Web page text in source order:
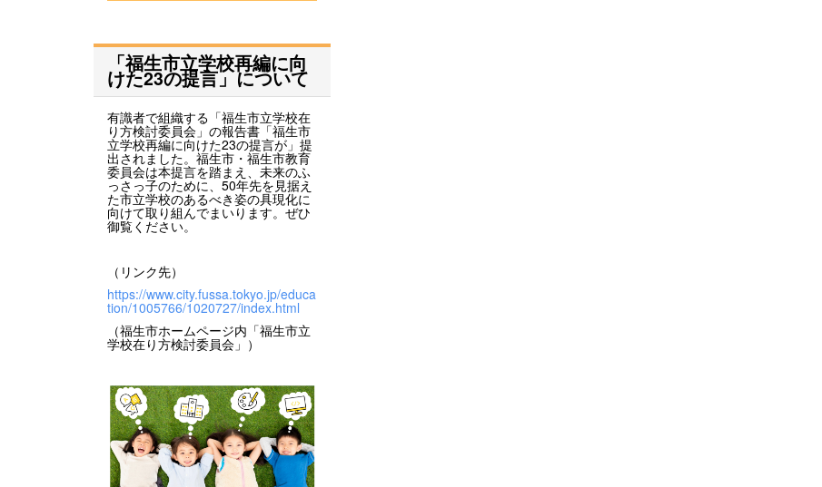
「福生市立学校再編に向
けた23の提言」について
有識者で組織する「福生市立学校在
り方検討委員会」の報告書「福生市
立学校再編に向けた23の提言が」提
出されました。福生市・福生市教育
委員会は本提言を踏まえ、未来のふ
っさっ子のために、50年先を見据え
た市立学校のあるべき姿の具現化に
向けて取り組んでまいります。ぜひ
御覧ください。
（リンク先）
https://www.city.fussa.tokyo.jp/educa
tion/1005766/1020727/index.html
（福生市ホームページ内「福生市立
学校在り方検討委員会」）